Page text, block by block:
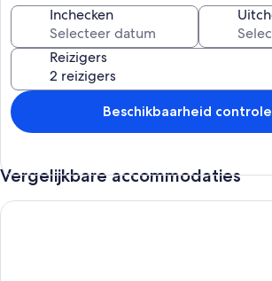
Inchecken
Reizigers
Beschikbaarheid
Vergelijkbare accommodaties
Charmante villa met schaduwrijk terras,